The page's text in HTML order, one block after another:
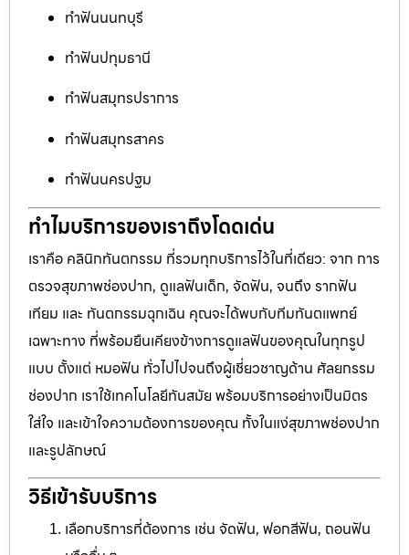
ทำฟันนนทบุรี
ทำฟันปทุมธานี
ทำฟันสมุทรปราการ
ทำฟันสมุทรสาคร
ทำฟันนครปฐม
ทำไมบริการของเราถึงโดดเด่น
เราคือ คลินิกทันตกรรม ที่รวมทุกบริการไว้ในที่เดียว: จาก การ
ตรวจสุขภาพช่องปาก, ดูแลฟันเด็ก, จัดฟัน, จนถึง รากฟัน
เทียม และ ทันตกรรมฉุกเฉิน คุณจะได้พบกับทีมทันตแพทย์
เฉพาะทาง ที่พร้อมยืนเคียงข้างการดูแลฟันของคุณในทุกรูป
แบบ ตั้งแต่ หมอฟัน ทั่วไปไปจนถึงผู้เชี่ยวชาญด้าน ศัลยกรรม
ช่องปาก เราใช้เทคโนโลยีทันสมัย พร้อมบริการอย่างเป็นมิตร
ใส่ใจ และเข้าใจความต้องการของคุณ ทั้งในแง่สุขภาพช่องปาก
และรูปลักษณ์
วิธีเข้ารับบริการ
เลือกบริการที่ต้องการ เช่น จัดฟัน, ฟอกสีฟัน, ถอนฟัน